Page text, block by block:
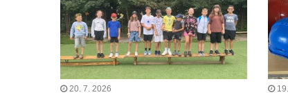
20. 7. 2026